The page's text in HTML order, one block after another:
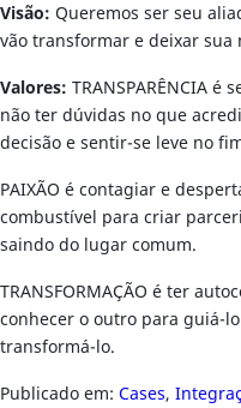
Visão: Queremos ser seu
vão transformar e deixar sua
Valores: TRANSPARÊNCIA é
não ter dúvidas no que
decisão e sentir-se leve no
PAIXÃO é contagiar e
combustível para criar
saindo do lugar comum.
TRANSFORMAÇÃO é ter
conhecer o outro para guiá-
transformá-lo.
Publicado em: Cases,